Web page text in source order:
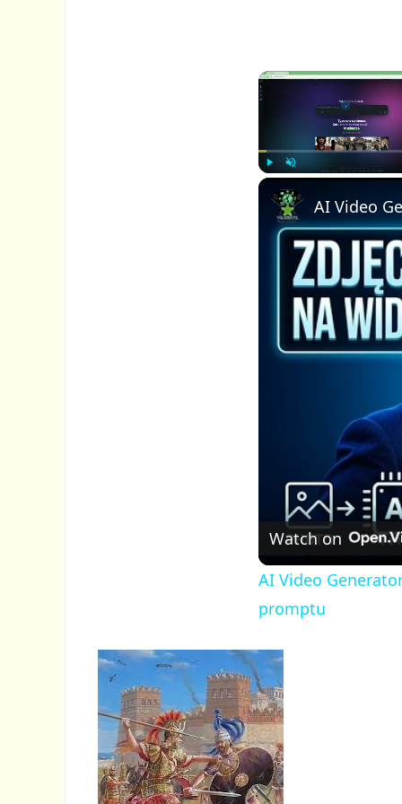
n
m
u
e
Watch on
AI Video
promptu